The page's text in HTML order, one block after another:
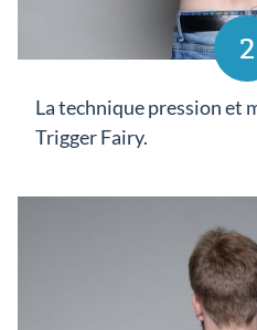
2
La technique pression et
Trigger Fairy.